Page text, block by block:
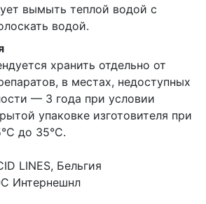
вымыть теплой водой с
водой.
хранить отдельно от
в местах, недоступных
— 3 года при условии
упаковке изготовителя при
до 35°С.
LINES, Бельгия
Интернешнл